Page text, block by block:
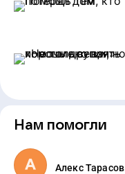
Нам помогли
Алекс Тарасов